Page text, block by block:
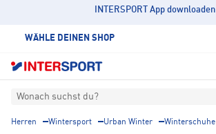
INTERSPORT App downloaden
WÄHLE DEINEN SHOP
Wonach suchst du?
Herren Wintersport Urban Winter Winterschuhe